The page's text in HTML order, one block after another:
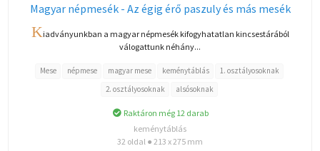
Magyar népmesék - Az égig érő paszuly és más mesék
Kiadványunkban a magyar népmesék kifogyhatatlan kincsestárából
válogattunk néhány...
Mese népmese magyar mese keménytáblás
1. osztályosoknak
2. osztályosoknak
alsósoknak
Raktáron még 12 darab
keménytáblás
32 oldal ● 213 x 275 mm